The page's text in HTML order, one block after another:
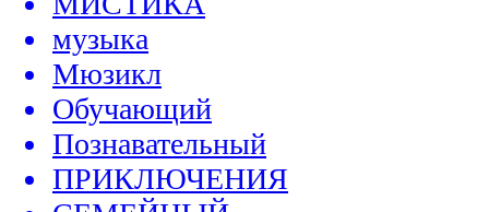
музыка
Мюзикл
Обучающий
Познавательный
ПРИКЛЮЧЕНИЯ